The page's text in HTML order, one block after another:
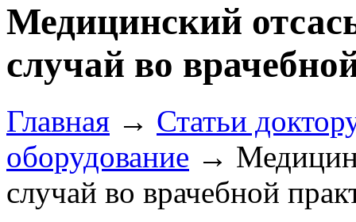
Медицинский
случай во
Главная → Статьи
оборудование →
случай во врачебной